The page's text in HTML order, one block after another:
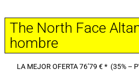
The North Face
hombre
LA MEJOR OFERTA 76’79 € * (35% –